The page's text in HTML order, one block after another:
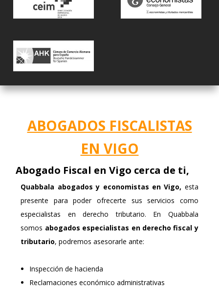
ABOGADOS FISCALISTAS
EN VIGO
Abogado Fiscal en Vigo cerca de ti,
Quabbala abogados y economistas en Vigo, esta
presente para poder ofrecerte sus servicios como
especialistas en derecho tributario. En Quabbala
somos abogados especialistas en derecho fiscal y
tributario, podremos asesorarle ante:
Inspección de hacienda
Reclamaciones económico administrativas